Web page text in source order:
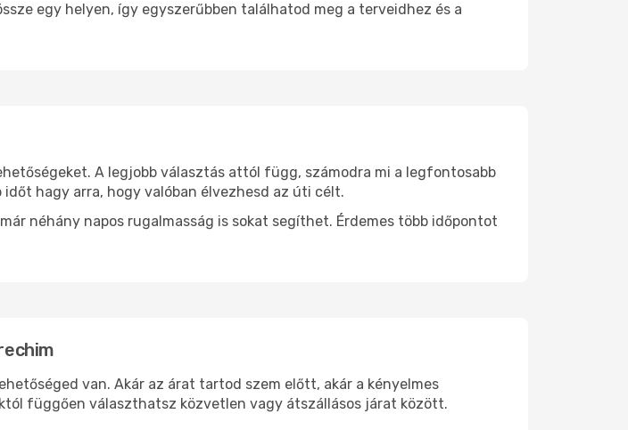
egy helyen, így egyszerűbben találhatod meg a terveidhez és a
A legjobb választás attól függ, számodra mi a legfontosabb
hagy arra, hogy valóban élvezhesd az úti célt.
néhány napos rugalmasság is sokat segíthet. Érdemes több időpontot
van. Akár az árat tartod szem előtt, akár a kényelmes
függően választhatsz közvetlen vagy átszállásos járat között.